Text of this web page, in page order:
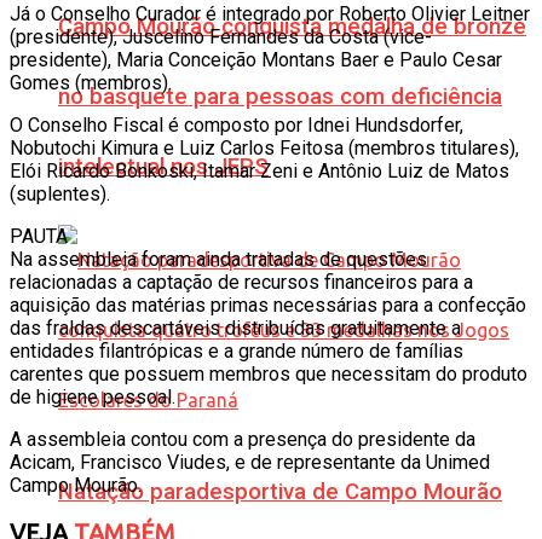
Campo Mourão conquista medalha de bronze
no basquete para pessoas com deficiência
intelectual nos JEPS
Natação paradesportiva de Campo Mourão
Já o Conselho Curador é integrado por Roberto Olivier Leitner
(presidente), Juscelino Fernandes da Costa (vice-
presidente), Maria Conceição Montans Baer e Paulo Cesar
Gomes (membros).
O Conselho Fiscal é composto por Idnei Hundsdorfer,
Nobutochi Kimura e Luiz Carlos Feitosa (membros titulares),
Elói Ricardo Bonkoski, Itamar Zeni e Antônio Luiz de Matos
(suplentes).
PAUTA
Na assembleia foram ainda tratadas de questões
relacionadas a captação de recursos financeiros para a
aquisição das matérias primas necessárias para a confecção
das fraldas descartáveis distribuídas gratuitamente a
entidades filantrópicas e a grande número de famílias
carentes que possuem membros que necessitam do produto
de higiene pessoal.
A assembleia contou com a presença do presidente da
Acicam, Francisco Viudes, e de representante da Unimed
Campo Mourão.
VEJATAMBÉM